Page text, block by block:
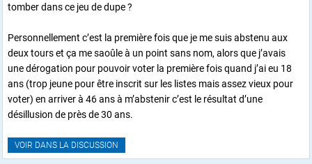
tomber dans ce jeu de dupe ?
Personnellement c’est la première fois que je me suis abstenu aux
deux tours et ça me saoûle à un point sans nom, alors que j’avais
une dérogation pour pouvoir voter la première fois quand j’ai eu 18
ans (trop jeune pour être inscrit sur les listes mais assez vieux pour
voter) en arriver à 46 ans à m’abstenir c’est le résultat d’une
désillusion de près de 30 ans.
VOIR DANS LA DISCUSSION